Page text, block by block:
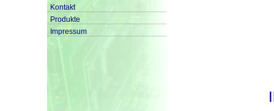
Kontakt
Produkte
Impressum